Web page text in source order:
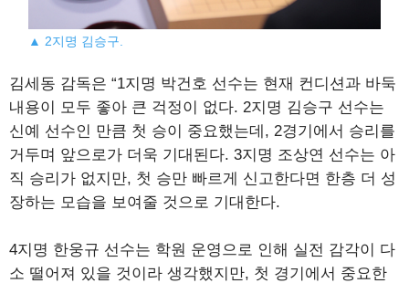
▲ 2지명 김승구.
김세동 감독은 “1지명 박건호 선수는 현재 컨디션과 바둑
내용이 모두 좋아 큰 걱정이 없다. 2지명 김승구 선수는
신예 선수인 만큼 첫 승이 중요했는데, 2경기에서 승리를
거두며 앞으로가 더욱 기대된다. 3지명 조상연 선수는 아
직 승리가 없지만, 첫 승만 빠르게 신고한다면 한층 더 성
장하는 모습을 보여줄 것으로 기대한다.
4지명 한웅규 선수는 학원 운영으로 인해 실전 감각이 다
소 떨어져 있을 것이라 생각했지만, 첫 경기에서 중요한